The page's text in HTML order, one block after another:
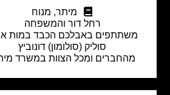
מיתר,
מנוח
רחל דור והמשפחה
משתתפים באבלכם הכבד במות אביך
סוליק (סולומון) דונוביץ
מהחברים ומכל הצוות במשרד מיתר.